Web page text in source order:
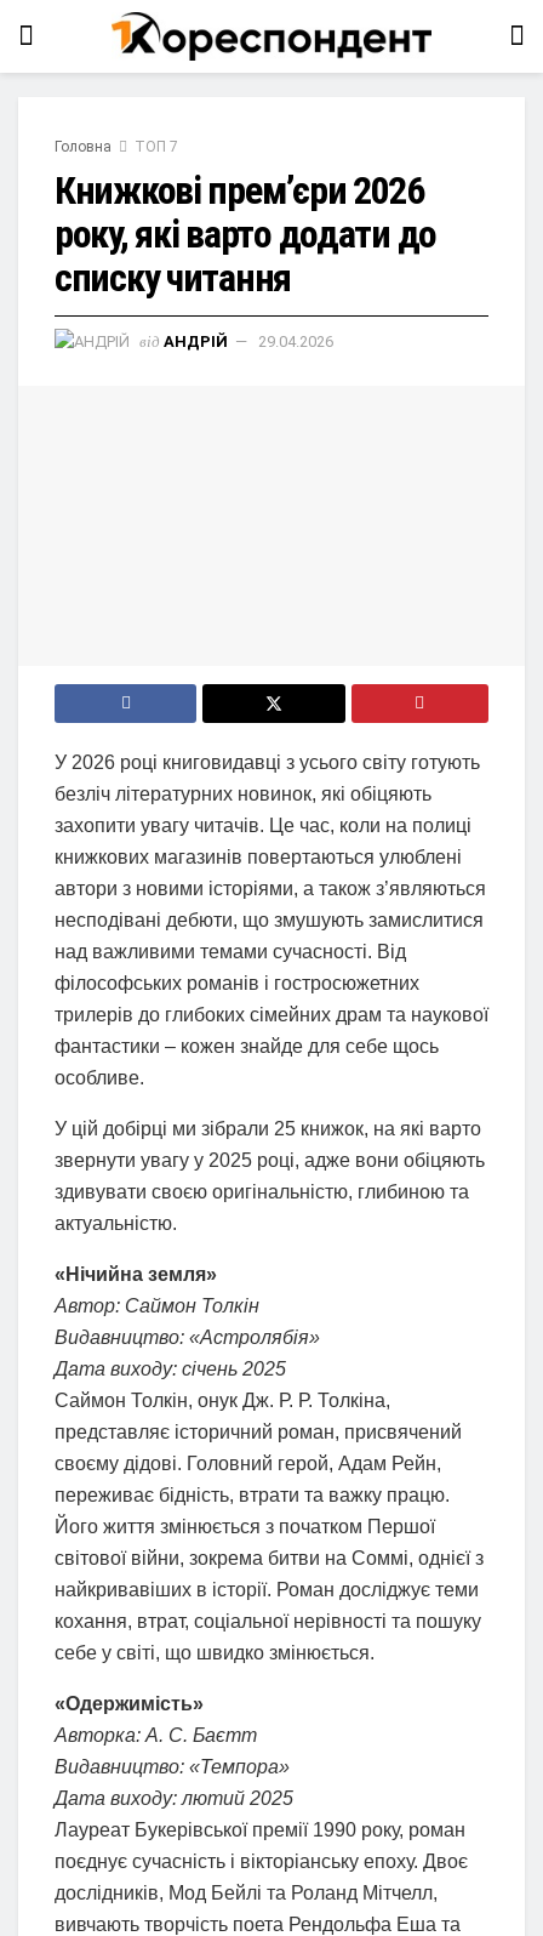
Головна ТОП 7
Книжкові прем’єри 2026
року, які варто додати до
списку читання
від АНДРІЙ 29.04.2026
У 2026 році книговидавці з усього світу готують
безліч літературних новинок, які обіцяють
захопити увагу читачів. Це час, коли на полиці
книжкових магазинів повертаються улюблені
автори з новими історіями, а також з’являються
несподівані дебюти, що змушують замислитися
над важливими темами сучасності. Від
філософських романів і гостросюжетних
трилерів до глибоких сімейних драм та наукової
фантастики – кожен знайде для себе щось
особливе.
У цій добірці ми зібрали 25 книжок, на які варто
звернути увагу у 2025 році, адже вони обіцяють
здивувати своєю оригінальністю, глибиною та
актуальністю.
«Нічийна земля»
Автор: Саймон Толкін
Видавництво: «Астролябія»
Дата виходу: січень 2025
Саймон Толкін, онук Дж. Р. Р. Толкіна,
представляє історичний роман, присвячений
своєму дідові. Головний герой, Адам Рейн,
переживає бідність, втрати та важку працю.
Його життя змінюється з початком Першої
світової війни, зокрема битви на Соммі, однієї з
найкривавіших в історії. Роман досліджує теми
кохання, втрат, соціальної нерівності та пошуку
себе у світі, що швидко змінюється.
«Одержимість»
Авторка: А. С. Баєтт
Видавництво: «Темпора»
Дата виходу: лютий 2025
Лауреат Букерівської премії 1990 року, роман
поєднує сучасність і вікторіанську епоху. Двоє
дослідників, Мод Бейлі та Роланд Мітчелл,
вивчають творчість поета Рендольфа Еша та